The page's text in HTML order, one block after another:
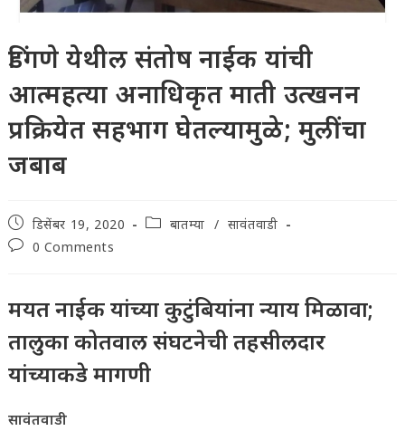
डिंगणे येथील संतोष नाईक यांची
आत्महत्या अनाधिकृत माती उत्खनन
प्रक्रियेत सहभाग घेतल्यामुळे; मुलींचा
जबाब
Post
published:
डिसेंबर 19, 2020
Postबातम्या / सावंतवाडी
Post0 Comments
मयत नाईक यांच्या कुटुंबियांना न्याय मिळावा;
तालुका कोतवाल संघटनेची तहसीलदार
यांच्याकडे मागणी
सावंतवाडी